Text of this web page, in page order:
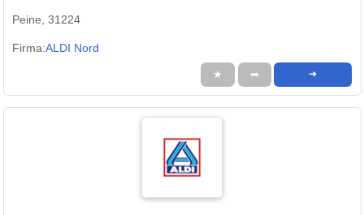
Peine, 31224
Firma:ALDI Nord
★ ➦ ➜